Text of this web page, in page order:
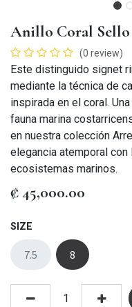
Anillo Coral Sello
(0 review)
Este distinguido signet
mediante la técnica de
inspirada en el coral.
fauna marina
en nuestra colección
elegancia atemporal
ecosistemas marinos.
₡45,000.00
SIZE
7.5 8